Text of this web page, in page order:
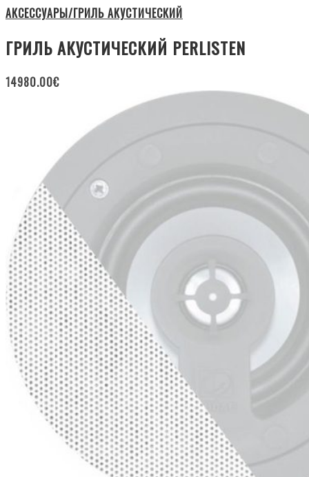
АКСЕССУАРЫ/ГРИЛЬ АКУСТИЧЕСКИЙ
ГРИЛЬ АКУСТИЧЕСКИЙ PERLISTEN
14980.00€